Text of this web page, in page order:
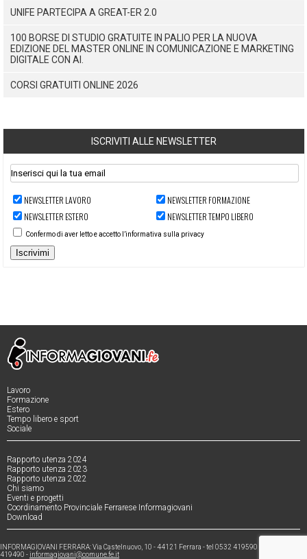
UNIFE PARTECIPA A GREAT-ER 2.0
100 BORSE DI STUDIO GRATUITE IN PALIO PER LA NUOVA
EDIZIONE DEL MASTER ONLINE IN COMUNICAZIONE E MARKETING
DIGITALE CON AI.
CORSI GRATUITI ONLINE 2026
ISCRIVITI ALLE NEWSLETTER
NEWSLETTER LAVORO
NEWSLETTER FORMAZIONE
NEWSLETTER ESTERO
NEWSLETTER TEMPO LIBERO
Confermo di aver letto e accetto l’informativa sulla privacy
Iscrivimi
Lavoro
Formazione
Estero
Tempo libero e sport
Sociale
Rapporto utenza 2024
Rapporto utenza 2023
Rapporto utenza 2022
Chi siamo
Eventi e progetti
Coordinamento Provinciale Ferrarese Informagiovani
Download
INFORMAGIOVANI FERRARA: Via Castelnuovo, 10 - 44121 Ferrara - tel 0532 419590 - fax 0532
419490 -informagiovani@comune.fe.it